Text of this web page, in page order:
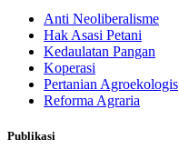
Anti Neoliberalisme
Hak Asasi Petani
Kedaulatan Pangan
Koperasi
Pertanian Agroekologis
Reforma Agraria
Publikasi